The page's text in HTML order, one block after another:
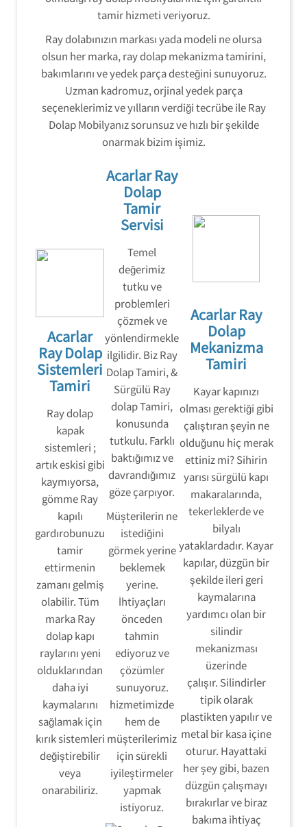
tamir hizmeti veriyoruz.
Ray dolabınızın markası yada modeli ne olursa
olsun her marka, ray dolap mekanizma tamirini,
bakımlarını ve yedek parça desteğini sunuyoruz.
Uzman kadromuz, orjinal yedek parça
seçeneklerimiz ve yılların verdiği tecrübe ile Ray
Dolap Mobilyanız sorunsuz ve hızlı bir şekilde
onarmak bizim işimiz.
Acarlar
Ray Dolap
Sistemleri
Tamiri
Ray dolap
kapak
sistemleri ;
artık eskisi gibi
kaymıyorsa,
gömme Ray
kapılı
gardırobunuzu
tamir
ettirmenin
zamanı gelmiş
olabilir. Tüm
marka Ray
dolap kapı
raylarını yeni
olduklarından
daha iyi
kaymalarını
sağlamak için
kırık sistemleri
değiştirebilir
veya
onarabiliriz.
Acarlar Ray
Dolap
Tamir
Servisi
Temel
değerimiz
tutku ve
problemleri
çözmek ve
yönlendirmekle
ilgilidir. Biz Ray
Dolap Tamiri, &
Sürgülü Ray
dolap Tamiri,
konusunda
tutkulu. Farklı
baktığımız ve
davrandığımız
göze çarpıyor.
Müşterilerin ne
istediğini
görmek yerine
beklemek
yerine.
İhtiyaçları
önceden
tahmin
ediyoruz ve
çözümler
sunuyoruz.
hizmetimizde
hem de
müşterilerimiz
için sürekli
iyileştirmeler
yapmak
istiyoruz.
Acarlar Ray
Dolap
Mekanizma
Tamiri
Kayar kapınızı
olması gerektiği gibi
çalıştıran şeyin ne
olduğunu hiç merak
ettiniz mi? Sihirin
yarısı sürgülü kapı
makaralarında,
tekerleklerde ve
bilyalı
yataklardadır. Kayar
kapılar, düzgün bir
şekilde ileri geri
kaymalarına
yardımcı olan bir
silindir
mekanizması
üzerinde
çalışır. Silindirler
tipik olarak
plastikten yapılır ve
metal bir kasa içine
oturur. Hayattaki
her şey gibi, bazen
düzgün çalışmayı
bırakırlar ve biraz
bakıma ihtiyaç